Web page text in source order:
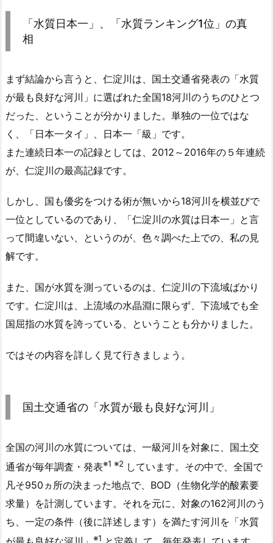
「水質日本一」、「水質ランキング1位」の真
相
まず結論から言うと、仁淀川は、国土交通省発表の「水質
が最も良好な河川」に選ばれた全国18河川のうちのひとつ
だった、ということが分かりました。単独の一位ではな
く、「日本一タイ」、日本一「級」です。
また連続日本一の記録としては、2012～2016年の５年連続
が、仁淀川の最高記録です。
しかし、国も優劣をつける術が無いから18河川を横並びで
一位としているのであり、「仁淀川の水質は日本一」と言
って間違いない、というのが、色々調べた上での、私の見
解です。
また、国が水質を測っているのは、仁淀川の下流域ばかり
です。仁淀川は、上流域の水晶淵に限らず、下流域でも全
国屈指の水質を誇っている、ということも分かりました。
ではその内容を詳しく見て行きましょう。
国土交通省の「水質が最も良好な河川」
全国の河川の水質については、一級河川を対象に、 国土交
通省が毎年調査・発表※1 ※2 しています。その中で、全国で
凡そ950ヵ所の決まった地点で、BOD（生物化学的酸素要
求量）を計測しています。それを元に、対象の162河川のう
ち、一定の条件（後に詳述します）を満たす河川を「水質
※1